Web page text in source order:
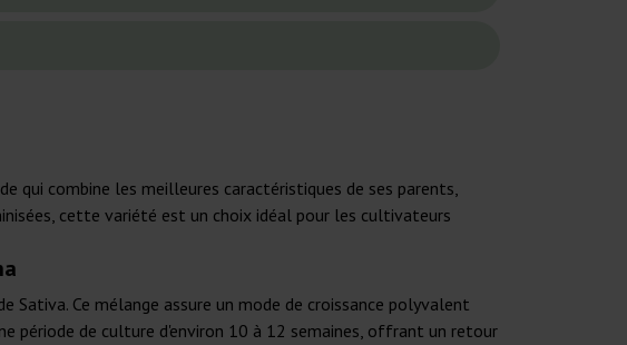
qui combine les meilleures caractéristiques de ses parents,
cette variété est un choix idéal pour les cultivateurs
Ce mélange assure un mode de croissance polyvalent
période de culture d'environ 10 à 12 semaines, offrant un retour